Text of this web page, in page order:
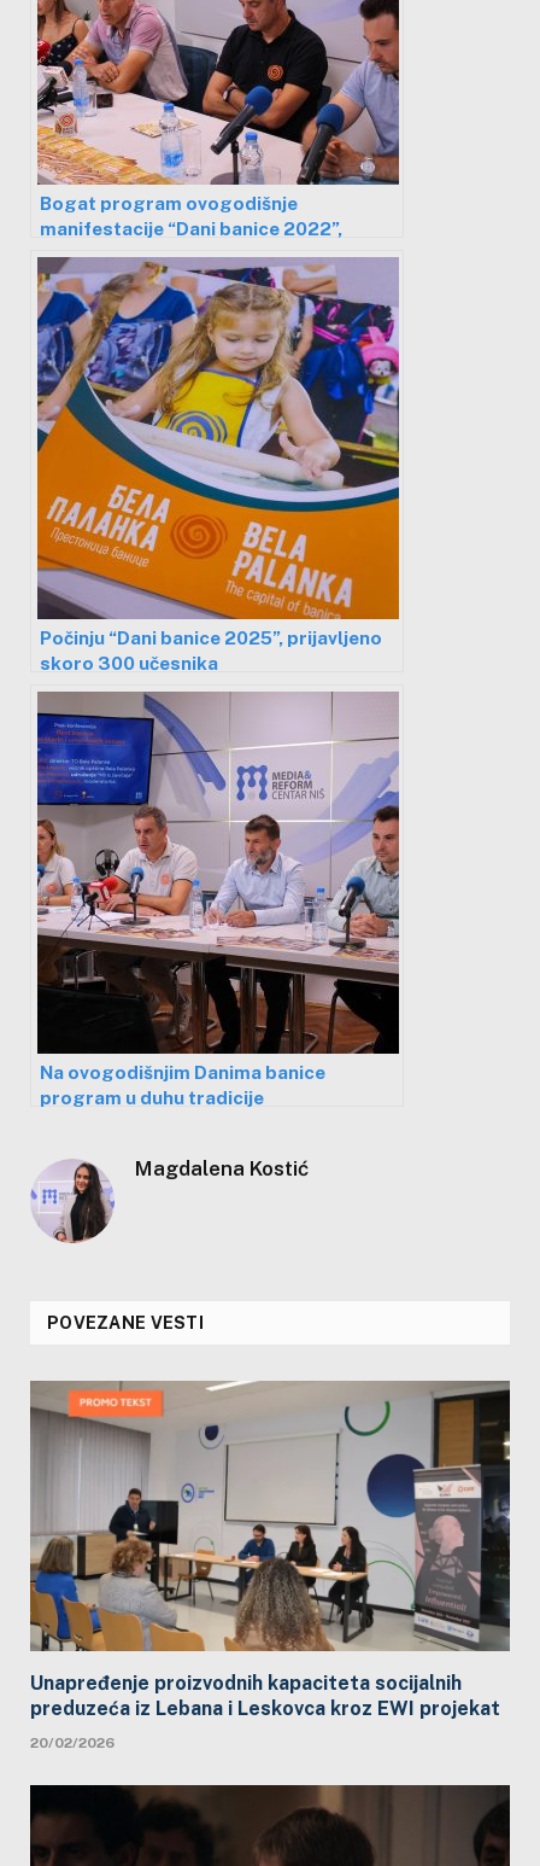
Bogat program ovogodišnje
manifestacije “Dani banice 2022”,
organizatori očekuju rekordan broj
posetilaca
Počinju “Dani banice 2025”, prijavljeno
skoro 300 učesnika
Na ovogodišnjim Danima banice
program u duhu tradicije
Magdalena Kostić
POVEZANE VESTI
Unapređenje proizvodnih kapaciteta socijalnih
preduzeća iz Lebana i Leskovca kroz EWI projekat
20/02/2026